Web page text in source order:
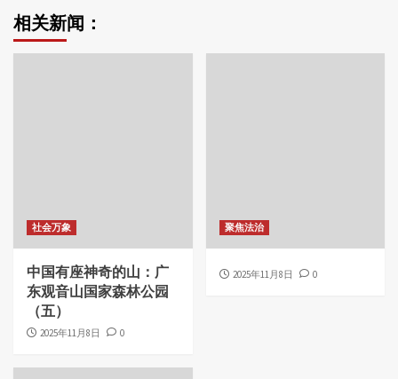
相关新闻：
社会万象
中国有座神奇的山：广
东观音山国家森林公园
（五）
2025年11月8日 0
聚焦法治
2025年11月8日 0